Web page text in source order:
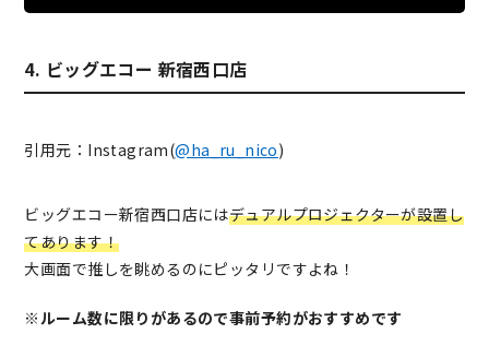
4. ビッグエコー 新宿西口店
引用元：Instagram(@ha_ru_nico)
ビッグエコー新宿西口店にはデュアルプロジェクターが設置し
てあります！
大画面で推しを眺めるのにピッタリですよね！
※ルーム数に限りがあるので事前予約がおすすめです